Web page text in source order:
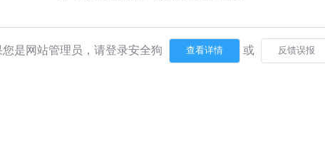
您是网站管理员，请登录安全狗 或